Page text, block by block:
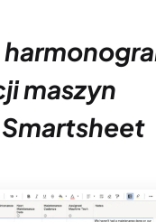
maszyn